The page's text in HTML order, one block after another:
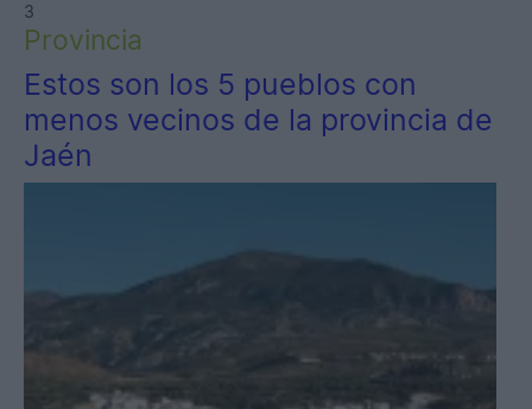
3
Provincia
Estos son los 5 pueblos con
menos vecinos de la provincia de
Jaén